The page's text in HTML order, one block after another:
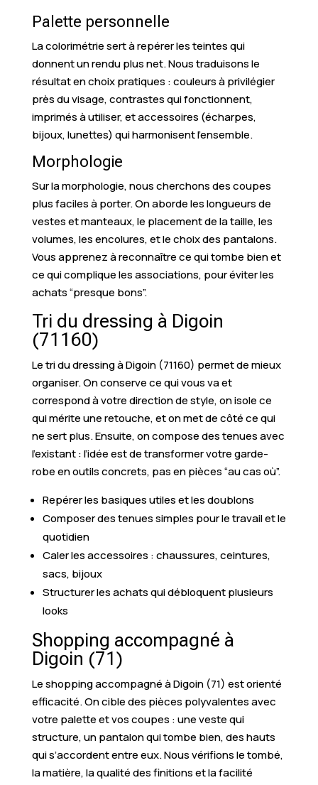
Palette personnelle
La colorimétrie sert à repérer les teintes qui
donnent un rendu plus net. Nous traduisons le
résultat en choix pratiques : couleurs à privilégier
près du visage, contrastes qui fonctionnent,
imprimés à utiliser, et accessoires (écharpes,
bijoux, lunettes) qui harmonisent l’ensemble.
Morphologie
Sur la morphologie, nous cherchons des coupes
plus faciles à porter. On aborde les longueurs de
vestes et manteaux, le placement de la taille, les
volumes, les encolures, et le choix des pantalons.
Vous apprenez à reconnaître ce qui tombe bien et
ce qui complique les associations, pour éviter les
achats “presque bons”.
Tri du dressing à Digoin
(71160)
Le tri du dressing à Digoin (71160) permet de mieux
organiser. On conserve ce qui vous va et
correspond à votre direction de style, on isole ce
qui mérite une retouche, et on met de côté ce qui
ne sert plus. Ensuite, on compose des tenues avec
l’existant : l’idée est de transformer votre garde-
robe en outils concrets, pas en pièces “au cas où”.
Repérer les basiques utiles et les doublons
Composer des tenues simples pour le travail et le
quotidien
Caler les accessoires : chaussures, ceintures,
sacs, bijoux
Structurer les achats qui débloquent plusieurs
looks
Shopping accompagné à
Digoin (71)
Le shopping accompagné à Digoin (71) est orienté
efficacité. On cible des pièces polyvalentes avec
votre palette et vos coupes : une veste qui
structure, un pantalon qui tombe bien, des hauts
qui s’accordent entre eux. Nous vérifions le tombé,
la matière, la qualité des finitions et la facilité